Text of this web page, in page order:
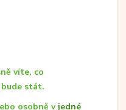
víte, co
stát.
osobně v jedné